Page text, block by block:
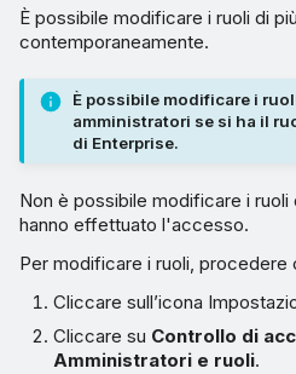
È possibile modificare i ruoli di
contemporaneamente.
È possibile modificare i
amministratori se si ha il
di Enterprise.
Non è possibile modificare i
hanno effettuato l'accesso.
Per modificare i ruoli, procedere
Cliccare sull’icona
Cliccare su Controllo di
Amministratori e ruoli.